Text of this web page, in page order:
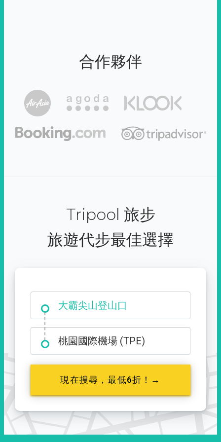
合作夥伴
Tripool 旅步
旅遊代步最佳選擇
大霸尖山登山口
桃園國際機場 (TPE)
現在搜尋，最低6折！→